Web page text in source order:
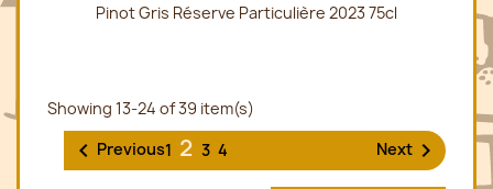
Pinot Gris Réserve Particulière 2023 75cl
Showing 13-24 of 39 item(s)
 Previous1 234 Next